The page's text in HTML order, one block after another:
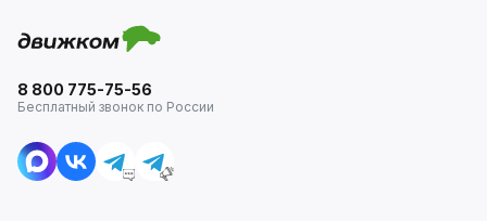
8 800 775-75-56
Бесплатный звонок по России